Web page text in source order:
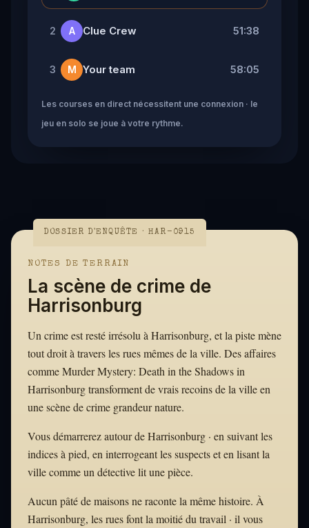
2 A Clue Crew 51:38
3 M Your team 58:05
Les courses en direct nécessitent une connexion · le
jeu en solo se joue à votre rythme.
DOSSIER D'ENQUÊTE · HAR-0915
NOTES DE TERRAIN
La scène de crime de
Harrisonburg
Un crime est resté irrésolu à Harrisonburg, et la piste mène
tout droit à travers les rues mêmes de la ville. Des affaires
comme Murder Mystery: Death in the Shadows in
Harrisonburg transforment de vrais recoins de la ville en
une scène de crime grandeur nature.
Vous démarrerez autour de Harrisonburg · en suivant les
indices à pied, en interrogeant les suspects et en lisant la
ville comme un détective lit une pièce.
Aucun pâté de maisons ne raconte la même histoire. À
Harrisonburg, les rues font la moitié du travail · il vous